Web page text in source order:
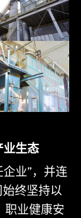
业生态
业”，并连
始终坚持以
职业健康安